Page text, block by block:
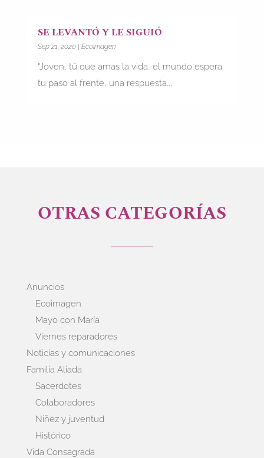
SE LEVANTÓ Y LE SIGUIÓ
Sep 21, 2020| Ecoimagen
"Joven, tú que amas la vida, el mundo espera
tu paso al frente, una respuesta...
OTRAS CATEGORÍAS
Anuncios
Ecoimagen
Mayo con María
Viernes reparadores
Noticias y comunicaciones
Familia Aliada
Sacerdotes
Colaboradores
Niñez y juventud
Histórico
Vida Consagrada